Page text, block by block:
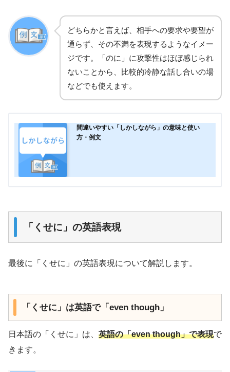
どちらかと言えば、相手への要求や要望が
通らず、その不満を表現するようなイメー
ジです。「のに」に攻撃性はほぼ感じられ
ないことから、比較的冷静な話し合いの場
などでも使えます。
間違いやすい「しかしながら」の意味と使い
方・例文
「くせに」の英語表現
最後に「くせに」の英語表現について解説します。
「くせに」は英語で「even though」
日本語の「くせに」は、 英語の「even though」で表現で
きます。